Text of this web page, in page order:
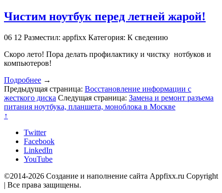
Чистим ноутбук перед летней жарой!
06 12 Разместил: appfixx Категория: К сведению
Скоро лето! Пора делать профилактику и чистку нотбуков и
компьютеров!
Подробнее →
Предыдущая страница: Восстановление информации с
жесткого диска Следущая страница: Замена и ремонт разъема
питания ноутбука, планшета, моноблока в Москве
↑
Twitter
Facebook
LinkedIn
YouTube
©2014-2026 Создание и наполнение сайта Appfixx.ru Copyright
| Все права защищены.